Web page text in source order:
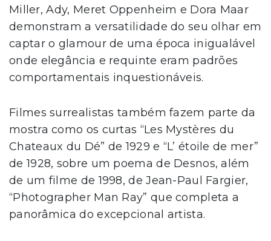
Miller, Ady, Meret Oppenheim e Dora Maar
demonstram a versatilidade do seu olhar em
captar o glamour de uma época inigualável
onde elegância e requinte eram padrões
comportamentais inquestionáveis.
Filmes surrealistas também fazem parte da
mostra como os curtas “Les Mystères du
Chateaux du Dé” de 1929 e “L’ étoile de mer”
de 1928, sobre um poema de Desnos, além
de um filme de 1998, de Jean-Paul Fargier,
“Photographer Man Ray” que completa a
panorâmica do excepcional artista.